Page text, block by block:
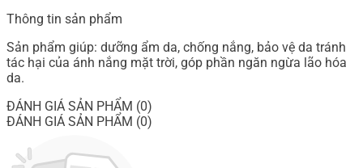
Thông tin sản phẩm
Sản phẩm giúp: dưỡng ẩm da, chống nắng, bảo vệ da tránh
tác hại của ánh nắng mặt trời, góp phần ngăn ngừa lão hóa
da.
ĐÁNH GIÁ SẢN PHẨM (0)
ĐÁNH GIÁ SẢN PHẨM (0)